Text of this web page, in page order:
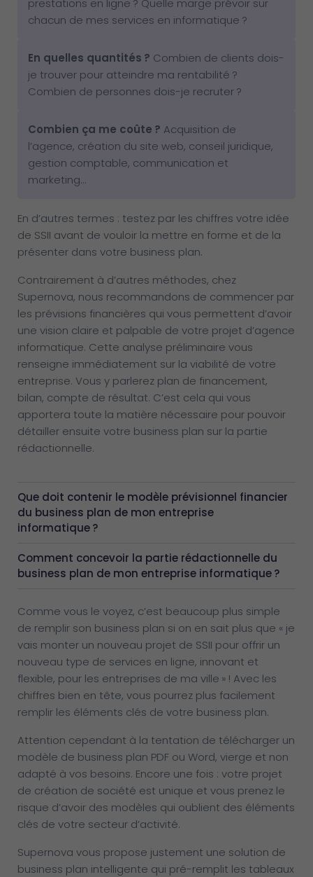
prestations en ligne ? Quelle marge prévoir sur
chacun de mes services en informatique ?
En quelles quantités ? Combien de clients dois-
je trouver pour atteindre ma rentabilité ?
Combien de personnes dois-je recruter ?
Combien ça me coûte ? Acquisition de
l’agence, création du site web, conseil juridique,
gestion comptable, communication et
marketing…
En d’autres termes : testez par les chiffres votre idée
de SSII avant de vouloir la mettre en forme et de la
présenter dans votre business plan.
Contrairement à d’autres méthodes, chez
Supernova, nous recommandons de commencer par
les prévisions financières qui vous permettent d’avoir
une vision claire et palpable de votre projet d’agence
informatique. Cette analyse préliminaire vous
renseigne immédiatement sur la viabilité de votre
entreprise. Vous y parlerez plan de financement,
bilan, compte de résultat. C’est cela qui vous
apportera toute la matière nécessaire pour pouvoir
détailler ensuite votre business plan sur la partie
rédactionnelle.
Que doit contenir le modèle prévisionnel financier
du business plan de mon entreprise
informatique ?
Comment concevoir la partie rédactionnelle du
business plan de mon entreprise informatique ?
Comme vous le voyez, c’est beaucoup plus simple
de remplir son business plan si on en sait plus que « je
vais monter un nouveau projet de SSII pour offrir un
nouveau type de services en ligne, innovant et
flexible, pour les entreprises de ma ville » ! Avec les
chiffres bien en tête, vous pourrez plus facilement
remplir les éléments clés de votre business plan.
Attention cependant à la tentation de télécharger un
modèle de business plan PDF ou Word, vierge et non
adapté à vos besoins. Encore une fois : votre projet
de création de société est unique et vous prenez le
risque d’avoir des modèles qui oublient des éléments
clés de votre secteur d’activité.
Supernova vous propose justement une solution de
business plan intelligente qui pré-remplit les tableaux